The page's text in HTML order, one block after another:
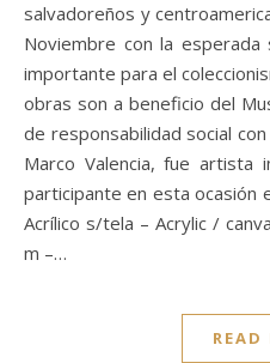
salvadoreños y
Noviembre con la
importante para el
obras son a beneficio del
de responsabilidad social
Marco Valencia, fue
participante en esta ocasión
Acrílico s/tela – Acrylic /
m –…
READ